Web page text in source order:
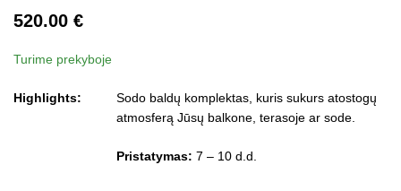
520.00 €
Turime prekyboje
Highlights:
Sodo baldų komplektas, kuris sukurs atostogų
atmosferą Jūsų balkone, terasoje ar sode.
Pristatymas: 7 – 10 d.d.